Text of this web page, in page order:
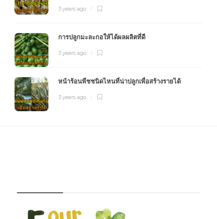
3 years ago
การปลูกมะละกอให้ได้ผลผลิตที่ดี
3 years ago
หน้าร้อนพืชชนิดไหนที่น่าปลูกเพื่อสร้างรายได้
3 years ago